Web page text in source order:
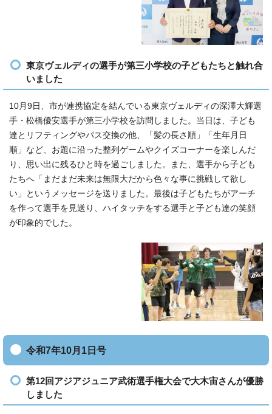
東京ヴェルディの選手が第三小学校の子どもたちと触れ合
いました
10月9日、市が連携協定を結んでいる東京ヴェルディの深澤大輝選
手・松橋優安選手が第三小学校を訪問しました。当日は、子ども
達とリフティングやパス交換の他、「髪の長さ順」「生年月日
順」など、お題に沿った整列ゲームやクイズコーナーを楽しんだ
り、思い出に残るひと時を過ごしました。また、選手から子ども
たちへ「まだまだ未来は無限大だから色々な事に挑戦して欲し
い」というメッセージを送りました。最後は子どもたちがアーチ
を作って選手を見送り、ハイタッチをする選手と子ども達の笑顔
が印象的でした。
令和7年10月1日号
第12回アジアジュニア武術選手権大会で大木宙さんが優勝
しました